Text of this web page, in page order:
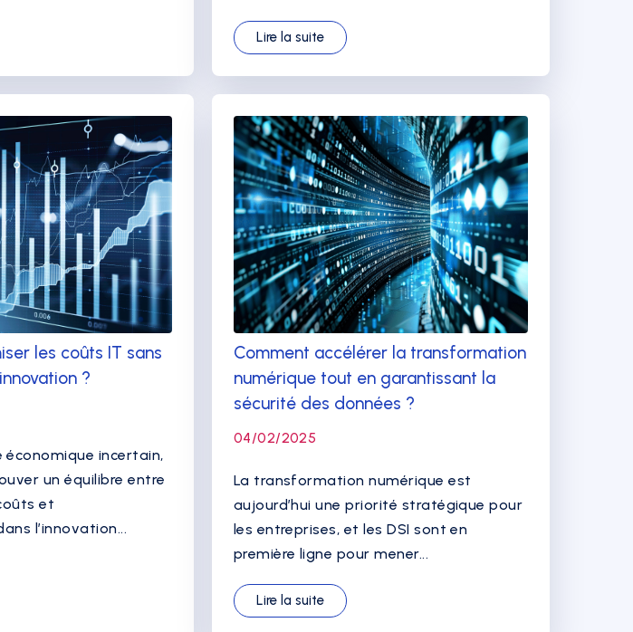
Lire la suite
les coûts IT sans
?
économique incertain,
un équilibre entre
et
l’innovation...
Comment accélérer la transformation
numérique tout en garantissant la
sécurité des données ?
04/02/2025
La transformation numérique est
aujourd’hui une priorité stratégique pour
les entreprises, et les DSI sont en
première ligne pour mener...
Lire la suite